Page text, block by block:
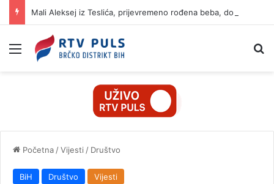
Izbornik
Početna /Vijesti / Društvo
BiH Društvo Vijesti